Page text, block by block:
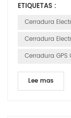
posicionamiento
suministro de
larga d...
ETIQUETAS :
Cerradura
Cerradura
Cerradura
Lee mas